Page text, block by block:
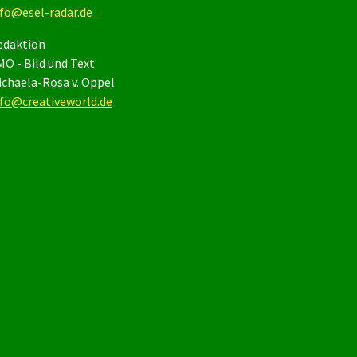
radar.de
- Bild und Text
Rosa v. Oppel